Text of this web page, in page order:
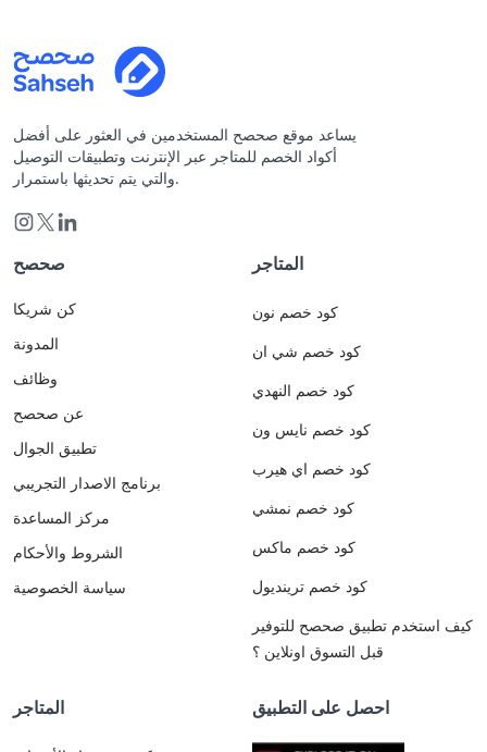
يساعد موقع صحصح المستخدمين في العثور على أفضل
أكواد الخصم للمتاجر عبر الإنترنت وتطبيقات التوصيل
والتي يتم تحديثها باستمرار.
صحصح
كن شريكا
المدونة
وظائف
عن صحصح
تطبيق الجوال
برنامج الاصدار التجريبي
مركز المساعدة
الشروط والأحكام
سياسة الخصوصية
المتاجر
كود خصم نون
كود خصم شي ان
كود خصم النهدي
كود خصم نايس ون
كود خصم اي هيرب
كود خصم نمشي
كود خصم ماكس
كود خصم ترينديول
كيف استخدم تطبيق صحصح للتوفير
قبل التسوق اونلاين ؟
المتاجر احصل على التطبيق